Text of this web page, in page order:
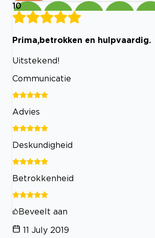
10
Prima,betrokken en hulpvaardig.
Uitstekend!
Communicatie
Advies
Deskundigheid
Betrokkenheid
Beveelt aan
11 July 2019